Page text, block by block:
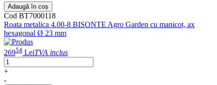
Adaugă în coș
Cod BT7000118
Roata metalica 4.00-8 BISONTE Agro Garden cu manicot, ax
hexagonal Ø 23 mm
26954 LeiTVA inclus
+
-